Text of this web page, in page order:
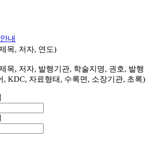
내
목, 저자, 연도)
목, 저자, 발행기관, 학술지명, 권호, 발행
, KDC, 자료형태, 수록면, 소장기관, 초록)